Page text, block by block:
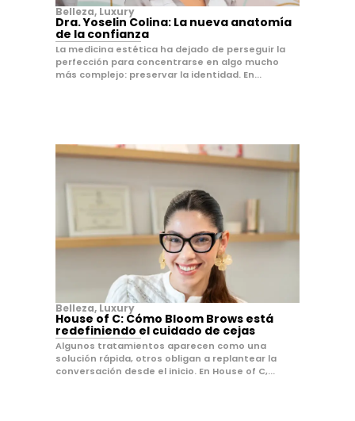
Belleza, Luxury
Dra. Yoselin Colina: La nueva anatomía
de la confianza
La medicina estética ha dejado de perseguir la
perfección para concentrarse en algo mucho
más complejo: preservar la identidad. En...
Belleza, Luxury
House of C: Cómo Bloom Brows está
redefiniendo el cuidado de cejas
Algunos tratamientos aparecen como una
solución rápida, otros obligan a replantear la
conversación desde el inicio. En House of C,...